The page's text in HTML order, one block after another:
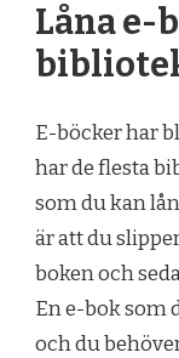
Låna e-
E-böcker har
har de flesta
som du kan
är att du
boken och
En e-bok som
och du